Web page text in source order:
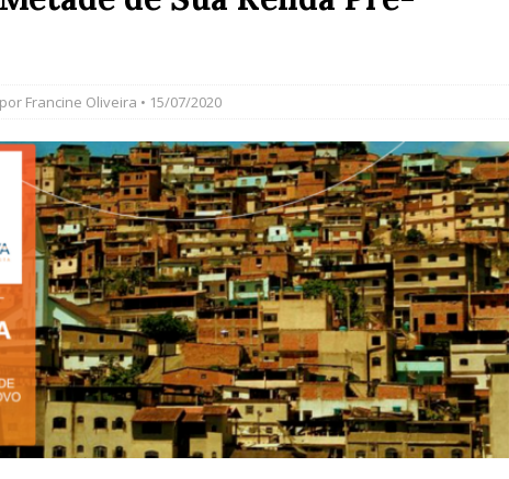
2026 ] Mutirão Agroecológico com os Povos das Águas Reúne
para Plantio e Inauguração da Feira da Praia do Remanso
Magé
COBERTURA DE EVENTOS
2026 ] Trens Fluminenses, Cronicamente Abandonados,
para Consórcio Nova Via Mobilidade 10 Anos Após Rio2016
Francine Oliveira • 15/07/2020